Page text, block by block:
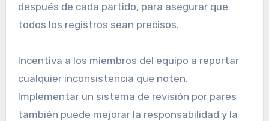
después de cada partido, para asegurar que
todos los registros sean precisos.
Incentiva a los miembros del equipo a reportar
cualquier inconsistencia que noten.
Implementar un sistema de revisión por pares
también puede mejorar la responsabilidad y la